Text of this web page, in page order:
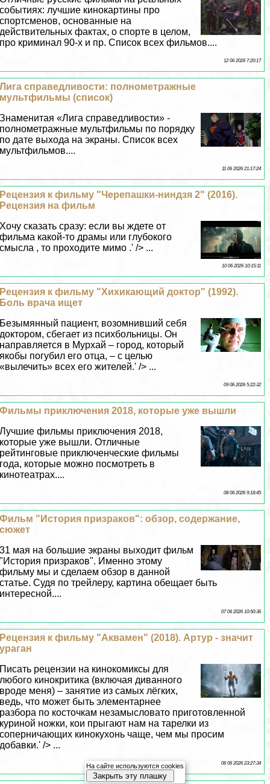
событиях: лучшие кинокартины про
спортсменов, основанные на
действительных фактах, о спорте в целом,
про криминал 90-х и пр. Список всех фильмов....
12 06 2026 7:20:17
Лига справедливости: полнометражные
мультфильмы (список)
Знаменитая «Лига справедливости» -
полнометражные мультфильмы по порядку
по дате выхода на экраны. Список всех
мультфильмов....
11 06 2026 21:17:24
Рецензия к фильму "Черепашки-ниндзя 2" (2016).
Рецензия на фильм
Хочу сказать сразу: если вы ждете от
фильма какой-то драмы или глубокого
смысла , то проходите мимо .' /> ...
10 06 2026 10:15:11
Рецензия к фильму "Хихикающий доктор" (1992).
Боль врача ищет
Безымянный пациент, возомнивший себя
доктором, сбегает из психбольницы. Он
направляется в Мурхай – город, который
якобы погубил его отца, – с целью
«вылечить» всех его жителей.' /> ...
09 06 2026 5:22:32
Фильмы приключения 2018, которые уже вышли
Лучшие фильмы приключения 2018,
которые уже вышли. Отличные
рейтинговые приключенческие фильмы
года, которые можно посмотреть в
кинотеатрах....
08 06 2026 9:18:45
Фильм "История призpaков": обзор, содержание,
сюжет
31 мая на большие экраны выходит фильм
"История призpaков". Именно этому
фильму мы и сделаем обзор в данной
статье. Судя по трейлеру, картина обещает быть
интересной....
07 06 2026 10:50:36
Рецензия к фильму "Аквамен" (2018). Артур - значит
ураган
Писать рецензии на кинокомиксы для
любого кинокритика (включая диванного
вроде меня) – занятие из самых лёгких,
ведь, что может быть элементарнее
разбора по косточкам незамысловато приготовленной
куриной ножки, кои прыгают нам на тарелки из
соперничающих кинокухонь чаще, чем мы просим
добавки.' /> ...
06 06 2026 23:27:34
На сайте используются cookies
Закрыть эту плашку